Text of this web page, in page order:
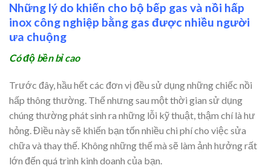
Những lý do khiến cho bộ bếp gas và nồi hấp
inox công nghiệp bằng gas được nhiều người
ưa chuộng
Có độ bền bỉ cao
Trước đây, hầu hết các đơn vị đều sử dụng những chiếc nồi
hấp thông thường. Thế nhưng sau một thời gian sử dụng
chúng thường phát sinh ra những lỗi kỹ thuật, thậm chí là hư
hỏng. Điều này sẽ khiến bạn tốn nhiều chi phí cho việc sửa
chữa và thay thế. Không những thế mà sẽ làm ảnh hưởng rất
lớn đến quá trình kinh doanh của bạn.